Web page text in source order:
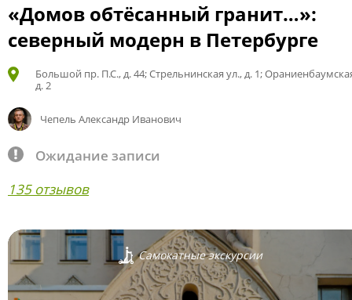
«Домов обтёсанный гранит…»:
северный модерн в Петербурге
Большой пр. П.С., д. 44; Стрельнинская ул., д. 1;
д. 2
Чепель Александр Иванович
Ожидание записи
135 отзывов
Самокатные экскурсии